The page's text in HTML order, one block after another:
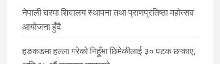
नेपाली घरमा शिवालय स्थापना तथा प्राणप्रतिष्ठा महोत्सव
आयोजना हुँदै
हङकङमा हल्ला गरेको निहुँमा छिमेकीलाई ३० पटक छप्काए,